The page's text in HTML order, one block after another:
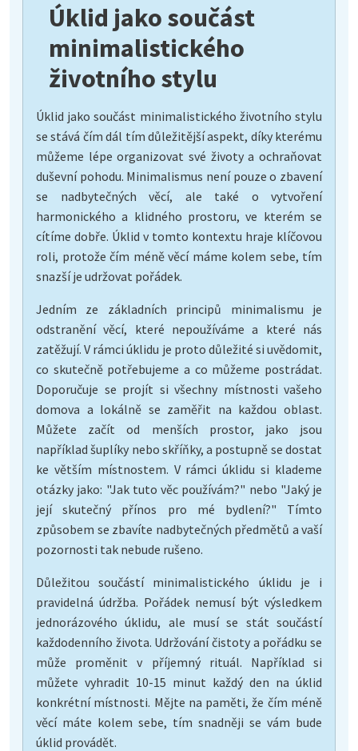
Úklid jako součást
minimalistického
životního stylu
Úklid jako součást minimalistického životního stylu
se stává čím dál tím důležitější aspekt, díky kterému
můžeme lépe organizovat své životy a ochraňovat
duševní pohodu. Minimalismus není pouze o zbavení
se nadbytečných věcí, ale také o vytvoření
harmonického a klidného prostoru, ve kterém se
cítíme dobře. Úklid v tomto kontextu hraje klíčovou
roli, protože čím méně věcí máme kolem sebe, tím
snazší je udržovat pořádek.
Jedním ze základních principů minimalismu je
odstranění věcí, které nepoužíváme a které nás
zatěžují. V rámci úklidu je proto důležité si uvědomit,
co skutečně potřebujeme a co můžeme postrádat.
Doporučuje se projít si všechny místnosti vašeho
domova a lokálně se zaměřit na každou oblast.
Můžete začít od menších prostor, jako jsou
například šuplíky nebo skříňky, a postupně se dostat
ke větším místnostem. V rámci úklidu si klademe
otázky jako: "Jak tuto věc používám?" nebo "Jaký je
její skutečný přínos pro mé bydlení?" Tímto
způsobem se zbavíte nadbytečných předmětů a vaší
pozornosti tak nebude rušeno.
Důležitou součástí minimalistického úklidu je i
pravidelná údržba. Pořádek nemusí být výsledkem
jednorázového úklidu, ale musí se stát součástí
každodenního života. Udržování čistoty a pořádku se
může proměnit v příjemný rituál. Například si
můžete vyhradit 10-15 minut každý den na úklid
konkrétní místnosti. Mějte na paměti, že čím méně
věcí máte kolem sebe, tím snadněji se vám bude
úklid provádět.